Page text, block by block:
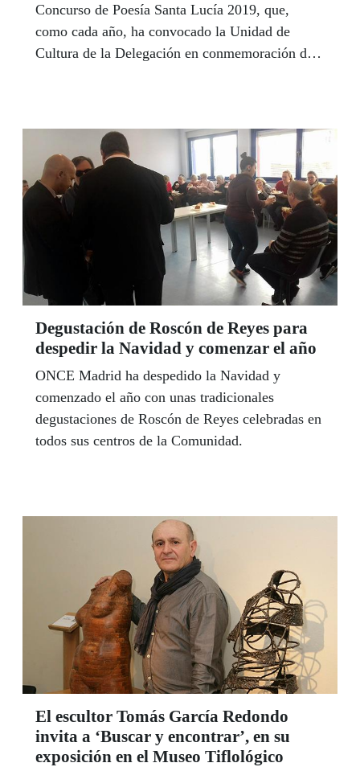
Concurso de Poesía Santa Lucía 2019, que,
como cada año, ha convocado la Unidad de
Cultura de la Delegación en conmemoración de
Degustación de Roscón de Reyes para
despedir la Navidad y comenzar el año
ONCE Madrid ha despedido la Navidad y
comenzado el año con unas tradicionales
degustaciones de Roscón de Reyes celebradas en
todos sus centros de la Comunidad.
El escultor Tomás García Redondo
invita a ‘Buscar y encontrar’, en su
exposición en el Museo Tiflológico